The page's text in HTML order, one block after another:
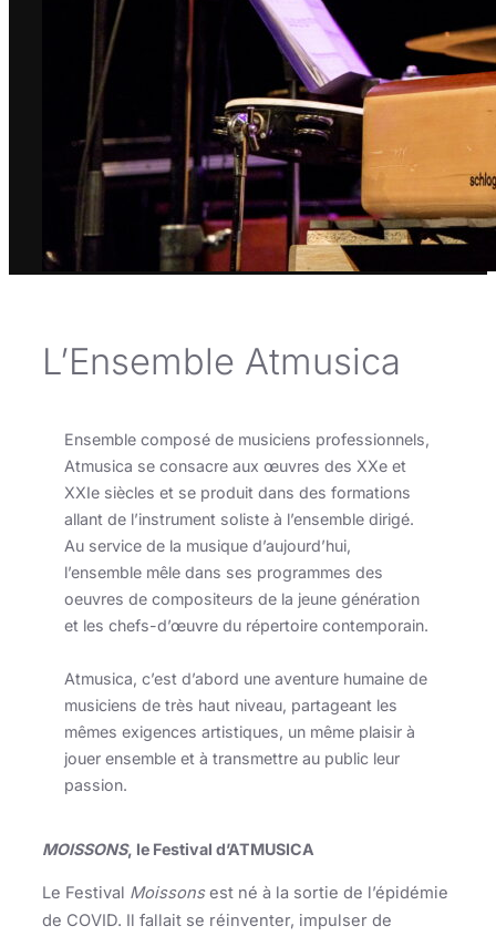
L’Ensemble Atmusica
Ensemble composé de musiciens professionnels,
Atmusica se consacre aux œuvres des XXe et
XXIe siècles et se produit dans des formations
allant de l’instrument soliste à l’ensemble dirigé.
Au service de la musique d’aujourd’hui,
l’ensemble mêle dans ses programmes des
oeuvres de compositeurs de la jeune génération
et les chefs-d’œuvre du répertoire contemporain.
Atmusica, c’est d’abord une aventure humaine de
musiciens de très haut niveau, partageant les
mêmes exigences artistiques, un même plaisir à
jouer ensemble et à transmettre au public leur
passion.
MOISSONS, le Festival d’ATMUSICA
Le Festival Moissonsest né à la sortie de l’épidémie
de COVID. Il fallait se réinventer, impulser de